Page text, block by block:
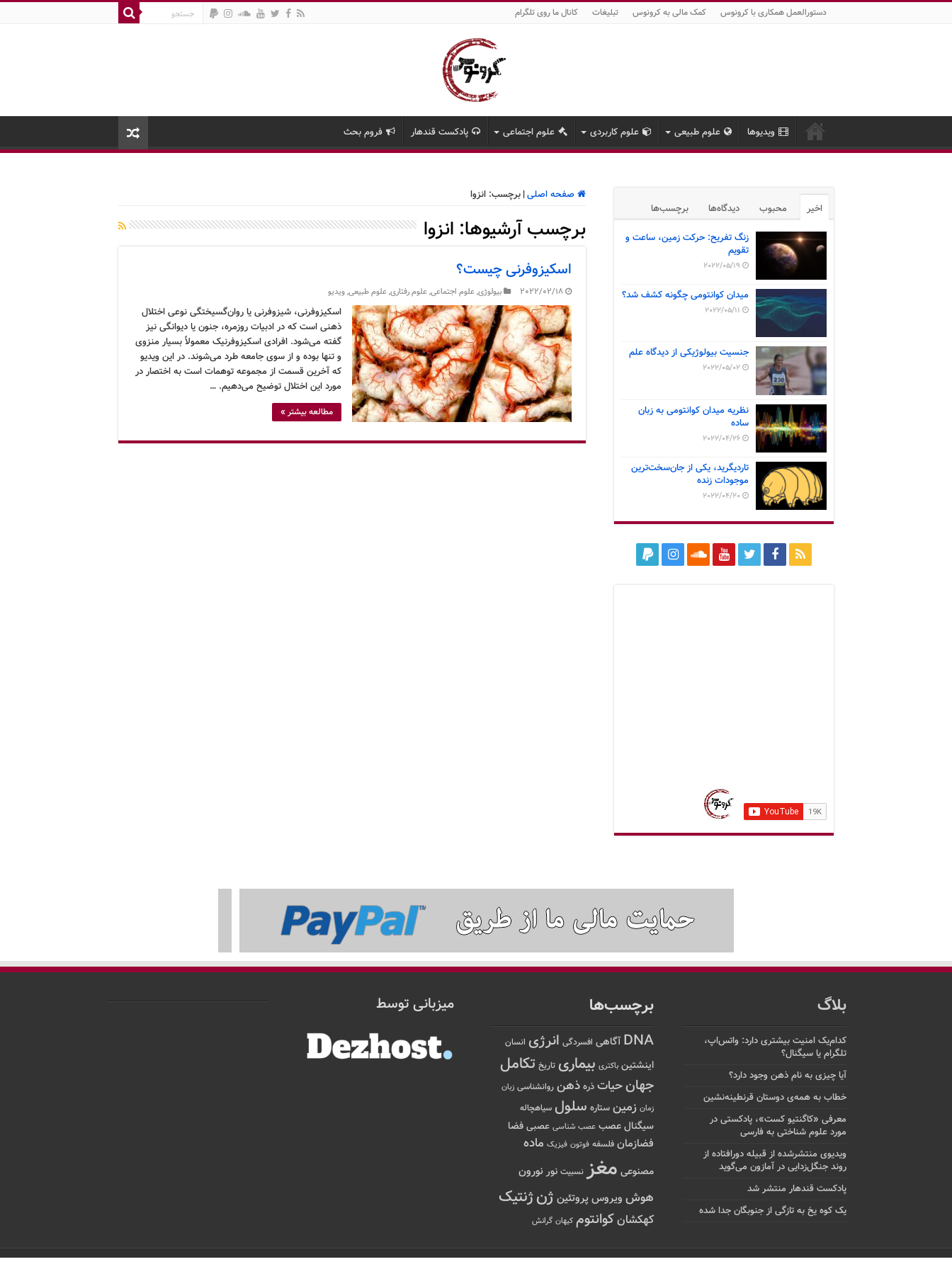
دستورالعمل همکاری با کرونوس کمک مالی به کرونوس تبلیغات کانال ما روی تلگرام
ویدیوها علوم طبیعی علوم کاربردی علوم اجتماعی پادکست قندهار فروم بحث
صفحه اصلی| برچسب: انزوا
برچسب آرشیوها: انزوا
اسکیزوفرنی چیست؟
2022/02/18 بیولوژی,علوم اجتماعی,علوم رفتاری,علوم طبیعی,ویدیو
اسکیزوفرنی، شیزوفرنی یا روان‌گسیختگی نوعی اختلال
ذهنی است که در ادبیات روزمره، جنون یا دیوانگی نیز
گفته می‌شود. افرادی اسکیزوفرنیک معمولاً بسیار منزوی
و تنها بوده و از سوی جامعه طرد می‌شوند. در این ویدیو
که آخرین قسمت از مجموعه توهمات است به اختصار در
مورد این اختلال توضیح می‌دهیم. …
مطالعه بیشتر »
اخیر محبوب دیدگاه‌ها برچسب‌ها
زنگ تفریح: حرکت زمین، ساعت و
تقویم
2022/05/19
میدان کوانتومی چگونه کشف شد؟
2022/05/11
جنسیت بیولوژیکی از دیدگاه علم
2022/05/02
نظریه میدان کوانتومی به زبان
ساده
2022/04/26
تاردیگرید، یکی از جان‌سخت‌ترین
موجودات زنده
2022/04/20
بلاگ
کدام‌یک امنیت بیشتری دارد: واتس‌اپ،
تلگرام یا سیگنال؟
آیا چیزی به نام ذهن وجود دارد؟
خطاب به همه‌ی دوستان قرنطینه‌نشین
معرفی «کاگنتیو کست»، پادکستی در
مورد علوم شناختی به فارسی
ویدیوی منتشرشده از قبیله دورافتاده‌ از
روند جنگل‌زدایی در آمازون می‌گوید
پادکست قندهار منتشر شد
یک کوه یخ به تازگی از جنوبگان جدا شده
برچسب‌ها
DNA آگاهی افسردگی انرژی انسان
اینشتین باکتری بیماری تاریخ تکامل
جهانحیات ذره ذهن روانشناسی زبان
زمان زمین ستاره سلول سیاهچاله
سیگنالعصب عصب شناسی عصبی فضا
فضازمان فلسفه فوتون فیزیک ماده
مصنوعی مغز نسبیت نور نورون
هوش ویروس پروتئین ژنژنتیک
کهکشانکوانتوم کیهان گرانش
میزبانی توسط